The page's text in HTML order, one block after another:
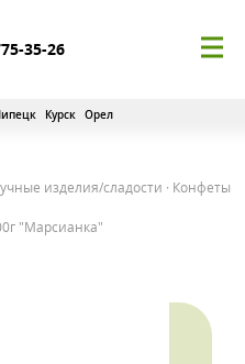
35-26
Курск Орел
изделия/сладости · Конфеты
"Марсианка"